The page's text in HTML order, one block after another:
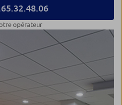
opérateur